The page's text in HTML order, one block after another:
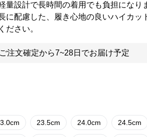
量設計で長時間の着用でも負担になり
に配慮した、履き心地の良いハイカッ
ださい。
ご注文確定から7~28日でお届け予定
23.5cm 24.0cm 24.5cm